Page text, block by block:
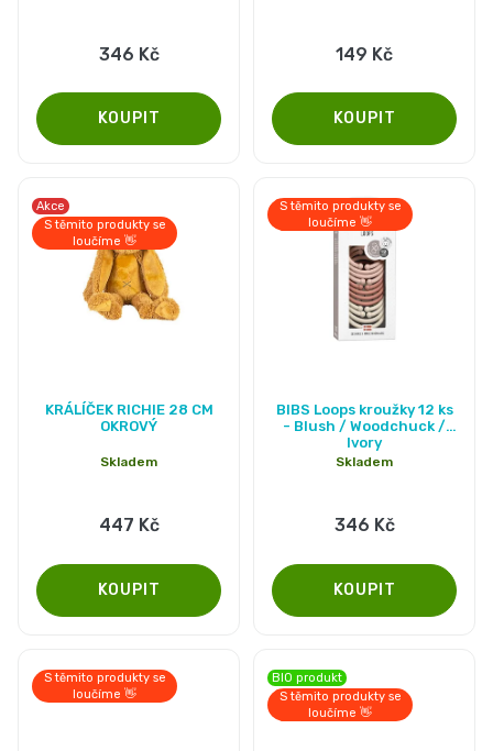
hvězdiček.
346 Kč 149 Kč
Akce
S těmito produkty se
loučíme 👋
KRÁLÍČEK RICHIE 28 CM
OKROVÝ
Skladem
447 Kč
S těmito produkty se
loučíme 👋
BIBS Loops kroužky 12 ks
- Blush / Woodchuck /
Ivory
hodnocení
produktu
hvězdiček.
Skladem
346 Kč
S těmito produkty se
loučíme 👋
BIO produkt
S těmito produkty se
loučíme 👋